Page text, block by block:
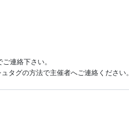
連絡下さい。
タグの方法で主催者へご連絡ください。